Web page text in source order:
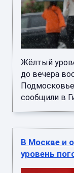
Жёлтый
до вечера
сообщили в
В Москве и
уровень